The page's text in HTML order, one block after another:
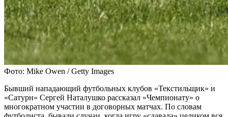
Фото: Mike Owen / Getty Images
Бывший нападающий футбольных клубов «Текстильщик» и
«Сатурн» Сергей Наталушко рассказал «Чемпионату» о
многократном участии в договорных матчах. По словам